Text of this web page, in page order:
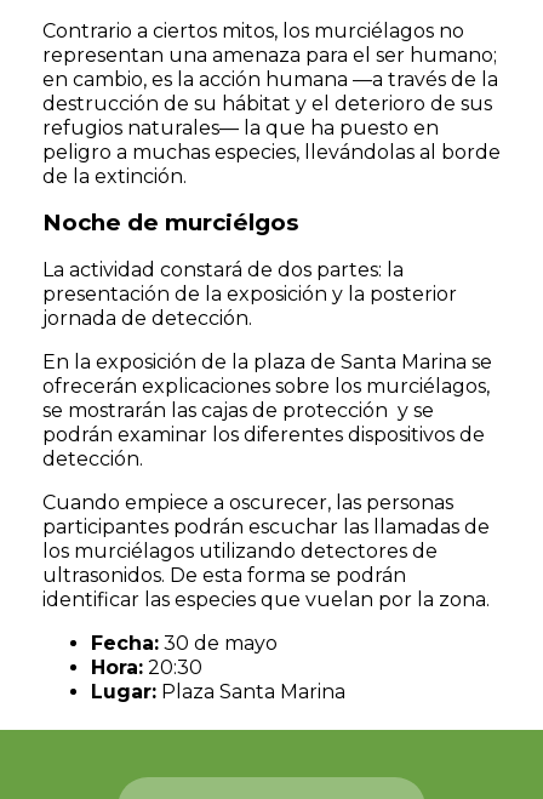
Contrario a ciertos mitos, los murciélagos no
representan una amenaza para el ser humano;
en cambio, es la acción humana —a través de la
destrucción de su hábitat y el deterioro de sus
refugios naturales— la que ha puesto en
peligro a muchas especies, llevándolas al borde
de la extinción.
Noche de murciélgos
La actividad constará de dos partes: la
presentación de la exposición y la posterior
jornada de detección.
En la exposición de la plaza de Santa Marina se
ofrecerán explicaciones sobre los murciélagos,
se mostrarán las cajas de protección y se
podrán examinar los diferentes dispositivos de
detección.
Cuando empiece a oscurecer, las personas
participantes podrán escuchar las llamadas de
los murciélagos utilizando detectores de
ultrasonidos. De esta forma se podrán
identificar las especies que vuelan por la zona.
Fecha: 30 de mayo
Hora: 20:30
Lugar: Plaza Santa Marina